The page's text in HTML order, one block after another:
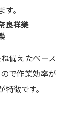
。
良祥樂
備えたペース
で作業効率が
徴です。